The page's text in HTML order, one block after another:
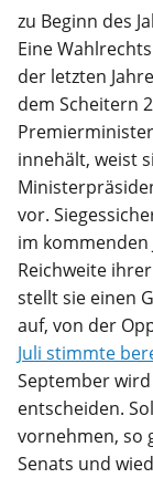
zu Beginn des
Eine
der letzten
dem Scheitern
innehält, weist
vor.
im
Reichweite
stellt sie einen
auf, von der
Juli stimmte
September
entscheiden.
vornehmen, so
Senats und